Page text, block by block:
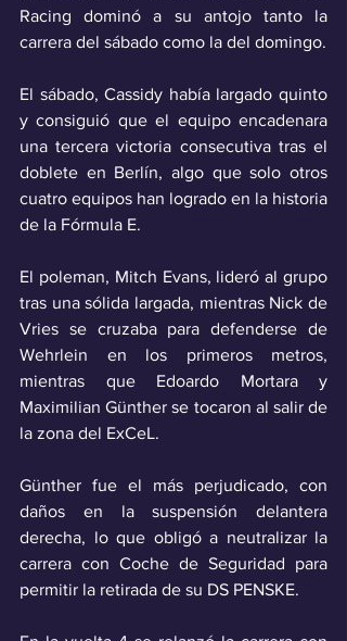
Racing dominó a su antojo tanto la
carrera del sábado como la del domingo.
El sábado, Cassidy había largado quinto
y consiguió que el equipo encadenara
una tercera victoria consecutiva tras el
doblete en Berlín, algo que solo otros
cuatro equipos han logrado en la historia
de la Fórmula E.
El poleman, Mitch Evans, lideró al grupo
tras una sólida largada, mientras Nick de
Vries se cruzaba para defenderse de
Wehrlein en los primeros metros,
mientras que Edoardo Mortara y
Maximilian Günther se tocaron al salir de
la zona del ExCeL.
Günther fue el más perjudicado, con
daños en la suspensión delantera
derecha, lo que obligó a neutralizar la
carrera con Coche de Seguridad para
permitir la retirada de su DS PENSKE.